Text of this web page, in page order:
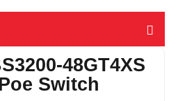
48GT4XS
Switch